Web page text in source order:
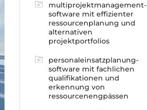
multiprojektmanagement-
software mit effizienter
ressourcenplanung und
alternativen
projektportfolios
personaleinsatzplanung-
software mit fachlichen
qualifikationen und
erkennung von
ressourcenengpässen